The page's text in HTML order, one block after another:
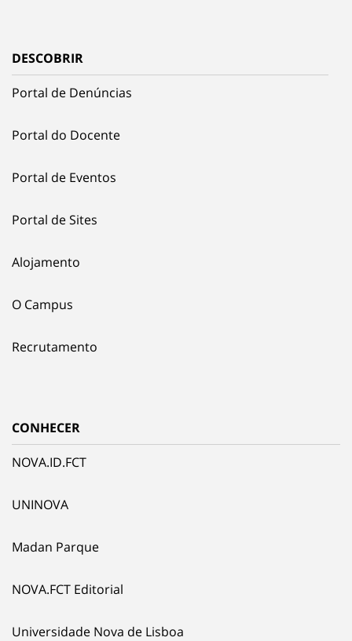
DESCOBRIR
Portal de Denúncias
Portal do Docente
Portal de Eventos
Portal de Sites
Alojamento
O Campus
Recrutamento
CONHECER
NOVA.ID.FCT
UNINOVA
Madan Parque
NOVA.FCT Editorial
Universidade Nova de Lisboa